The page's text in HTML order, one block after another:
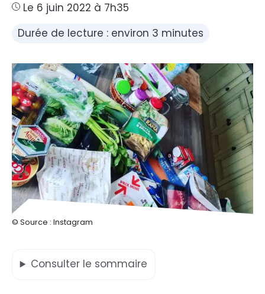
Le 6 juin 2022 à 7h35
Durée de lecture : environ 3 minutes
© Source : Instagram
Consulter le sommaire